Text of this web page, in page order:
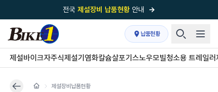
전국 제설장비 납품현황 안내 →
국내 1위 제설장비 제작 전문업체 (주)바이크원
제설 현장의 정답!다목적 차량의 표준!
전국제설장비 납품현황안내→
'국내 유일'의
납품현황
제설바이크자주식제설기 염화칼슘살포기 스노우모빌청소용 트레일러
제설장비납품현황